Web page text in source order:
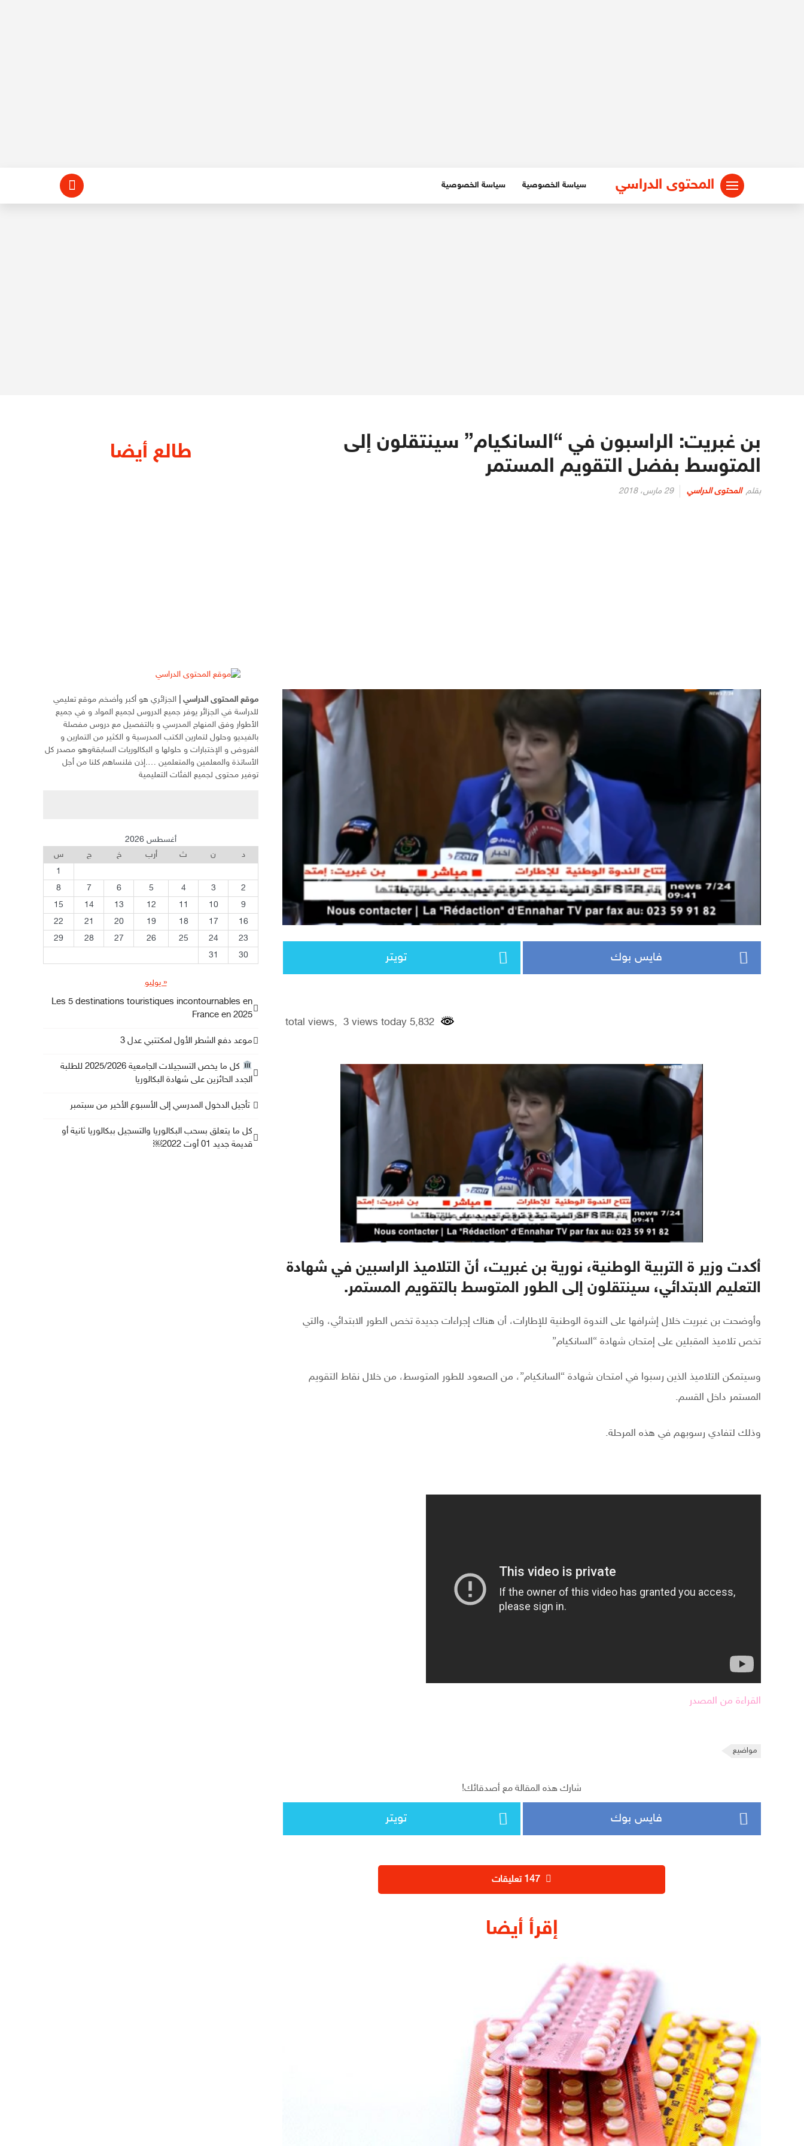
المحتوى الدراسي سياسة الخصوصية سياسة الخصوصية
بن غبريت: الراسبون في “السانكيام” سينتقلون إلى
المتوسط بفضل التقويم المستمر
بقلم المحتوى الدراسي
نُشر
29 مارس، 2018
فايس بوك تويتر
أكدت وزير ة التربية الوطنية، نورية بن غبريت، أنّ التلاميذ الراسبين في شهادة
التعليم الابتدائي، سينتقلون إلى الطور المتوسط بالتقويم المستمر.
وأوضحت بن غبريت خلال إشرافها على الندوة الوطنية للإطارات، أن هناك إجراءات جديدة تخص الطور الابتدائي، والتي
تخص تلاميذ المقبلين على إمتحان شهادة “السانكيام”
وسيتمكن التلاميذ الذين رسبوا في امتحان شهادة “السانكيام”، من الصعود للطور المتوسط، من خلال نقاط التقويم
المستمر داخل القسم.
وذلك لتفادي رسوبهم في هذه المرحلة.
القراءة من المصدر
مواضيع
شارك هذه المقالة مع أصدقائك!
فايس بوك تويتر
إقرأ أيضا
طالع أيضا
موقع المحتوى الدراسي
الجزائري هو أكبر وأضخم موقع تعليمي
للدراسة في الجزائر يوفر جميع الدروس لجميع المواد و في جميع
الأطوار وفق المنهاج المدرسي و بالتفصيل مع دروس مفصلة
بالفيديو وحلول لتمارين الكتب المدرسية و الكثير من التمارين و
الفروض و الإختبارات و حلولها و البكالوريات السابقةوهو مصدر كل
الأساتذة والمعلمين والمتعلمين ….إذن فلنساهم كلنا من أجل
توفير محتوى لجميع الفئات التعليمية
أغسطس 2026
د
ن ث أرب خ ج
س
1
2
3
4
5
6
7
8
9
10
11
12
13
14
15
16
17
18
19
20
21
22
23
24
25
26
27
28
29
30
31
« يوليو
Les 5 destinations touristiques incontournables en
France en 2025
موعد دفع الشطر الأول لمكتتبي عدل 3
كل ما يخص التسجيلات الجامعية 2025/2026 للطلبة
الجدد الحائزين على شهادة البكالوريا
تأجيل الدخول المدرسي إلى الأسبوع الأخير من سبتمبر
كل ما يتعلق بسحب البكالوريا والتسجيل ببكالوريا ثانية أو
قديمة جديد 01 أوت 2022￼